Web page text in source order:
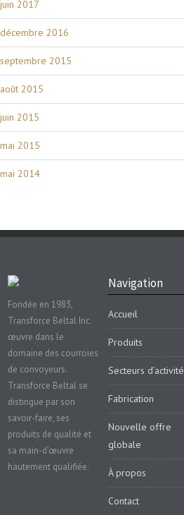
juin 2017
décembre 2016
septembre 2015
août 2015
juin 2015
mai 2015
mai 2014
Fondée en 1983,
Transforce Beltal Inc.
œuvre dans le
domaine des courroies
de convoyeurs.
Transforce Beltal se
distingue par son
savoir-faire, ses
produits de qualité et
sa main-d’œuvre
hautement qualifiée.
Navigation
Accueil
Produits
Secteurs d’activité
Fabrication
Nouvelle offre
globale
À propos
Contact